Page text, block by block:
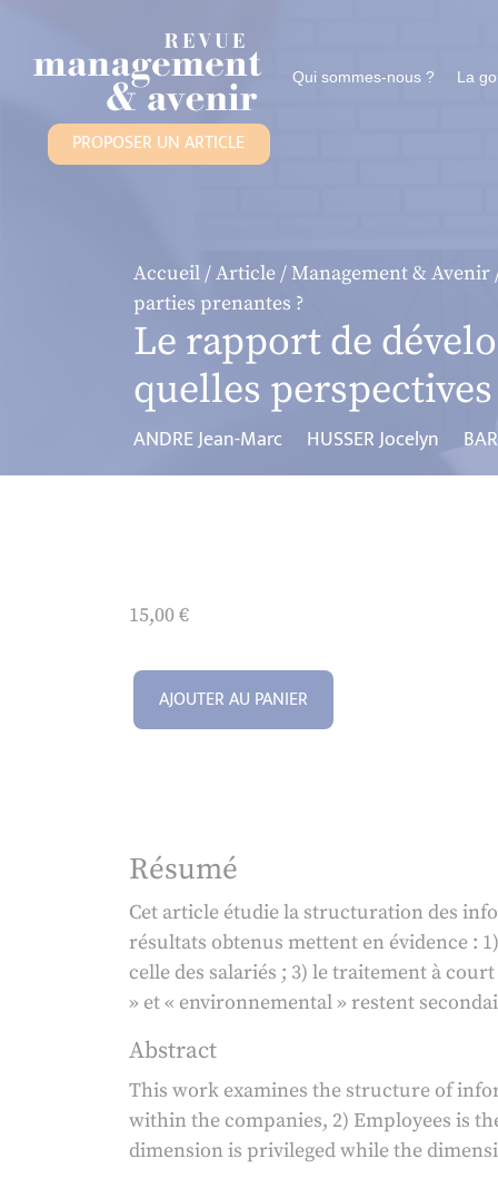
Qui sommes-nous ? La
PROPOSER UN ARTICLE
Accueil/Article/Management & Avenir
parties prenantes ?
Le rapport de
quelles
ANDRE Jean-Marc HUSSER Jocelyn
15,00€
AJOUTER AU PANIER
Résumé
Cet article étudie la structuration des
résultats obtenus mettent en évidence :
celle des salariés ; 3) le traitement à
» et « environnemental » restent
Abstract
This work examines the structure of
within the companies, 2) Employees is
dimension is privileged while the